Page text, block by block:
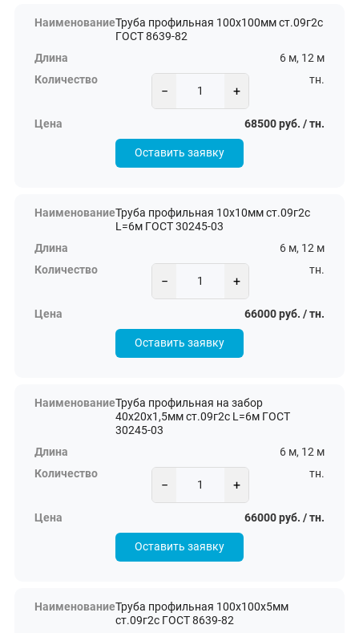
Труба профильная 100х100мм ст.09г2с
ГОСТ 8639-82
6 м, 12 м
− +
тн.
68500 руб. / тн.
Оставить заявку
Труба профильная 10х10мм ст.09г2с
L=6м ГОСТ 30245-03
6 м, 12 м
− +
тн.
66000 руб. / тн.
Оставить заявку
Труба профильная на забор
40х20х1,5мм ст.09г2с L=6м ГОСТ
30245-03
6 м, 12 м
− +
тн.
66000 руб. / тн.
Оставить заявку
Труба профильная 100х100х5мм
ст.09г2с ГОСТ 8639-82